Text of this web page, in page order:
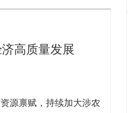
高质量发展
源禀赋，持续加大涉农